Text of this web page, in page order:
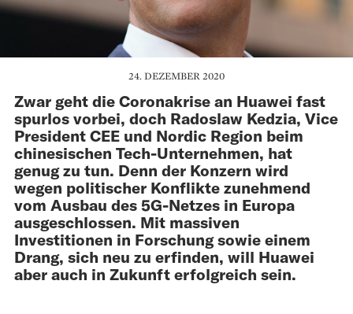
24. DEZEMBER 2020
Zwar geht die Coronakrise an Huawei fast
spurlos vorbei, doch Radoslaw Kedzia, Vice
President CEE und Nordic Region beim
chinesischen Tech-Unternehmen, hat
genug zu tun. Denn der Konzern wird
wegen politischer Konflikte zunehmend
vom Ausbau des 5G-Netzes in Europa
ausgeschlossen. Mit massiven
Investitionen in Forschung sowie einem
Drang, sich neu zu erfinden, will Huawei
aber auch in Zukunft erfolgreich sein.